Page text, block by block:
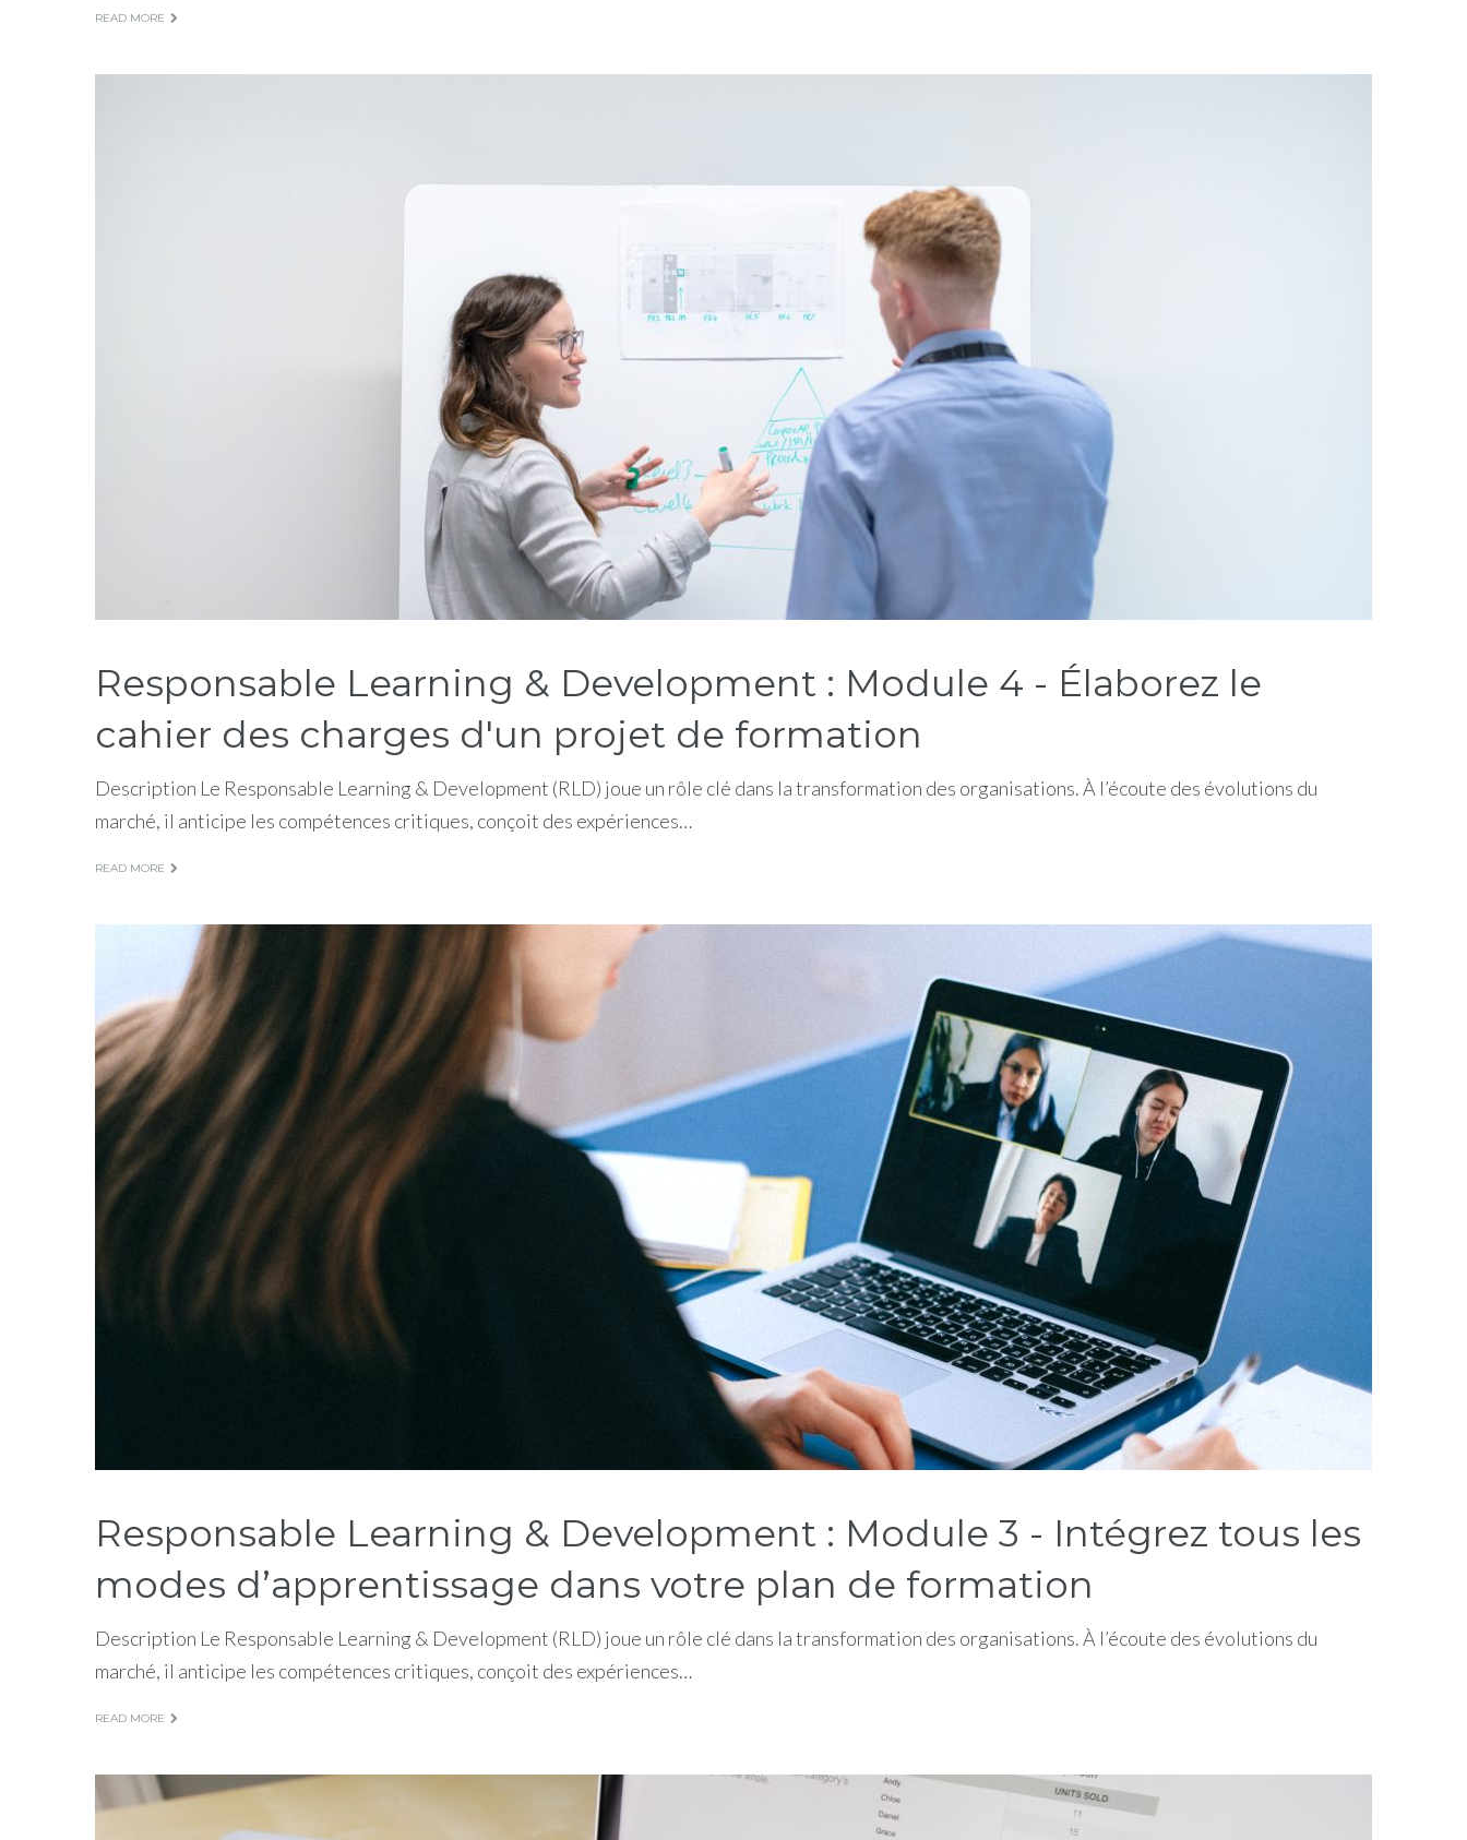
READ MORE
Responsable Learning & Development : Module 4 - Élaborez le
cahier des charges d'un projet de formation
Description Le Responsable Learning & Development (RLD) joue un rôle clé dans la transformation des organisations. À l’écoute des évolutions du
marché, il anticipe les compétences critiques, conçoit des expériences…
READ MORE
Responsable Learning & Development : Module 3 - Intégrez tous les
modes d’apprentissage dans votre plan de formation
Description Le Responsable Learning & Development (RLD) joue un rôle clé dans la transformation des organisations. À l’écoute des évolutions du
marché, il anticipe les compétences critiques, conçoit des expériences…
READ MORE